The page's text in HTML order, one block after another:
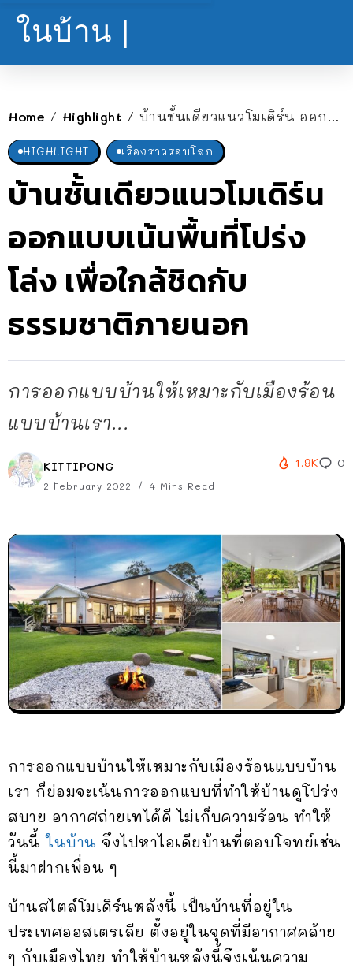
ในบ้าน |
Home / Highlight / บ้านชั้นเดียวแนวโมเดิร์น ออกแบบเน้นพื้นที่โปร่งโล่ง เพื่อใกล้ชิดกับธรรมชาติภายนอก
HIGHLIGHT เรื่องราวรอบโลก
บ้านชั้นเดียวแนวโมเดิร์น
ออกแบบเน้นพื้นที่โปร่ง
โล่ง เพื่อใกล้ชิดกับ
ธรรมชาติภายนอก
การออกแบบบ้านให้เหมาะกับเมืองร้อน
แบบบ้านเรา...
KITTIPONG
2 February 2022 4 Mins Read
1.9K 0
การออกแบบบ้านให้เหมาะกับเมืองร้อนแบบบ้าน
เรา ก็ย่อมจะเน้นการออกแบบที่ทำให้บ้านดูโปร่ง
สบาย อากาศถ่ายเทได้ดี ไม่เก็บความร้อน ทำให้
วันนี้ในบ้าน จึงไปหาไอเดียบ้านที่ตอบโจทย์เช่น
นี้มาฝากเพื่อน ๆ
บ้านสไตล์โมเดิร์นหลังนี้ เป็นบ้านที่อยู่ใน
ประเทศออสเตรเลีย ตั้งอยู่ในจุดที่มีอากาศคล้าย
ๆ กับเมืองไทย ทำให้บ้านหลังนี้จึงเน้นความ